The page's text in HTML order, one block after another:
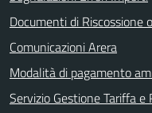
Documenti di Riscossione
Comunicazioni Arera
Modalità di pagamento
Servizio Gestione Tariffa